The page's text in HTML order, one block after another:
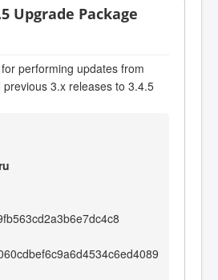
Upgrade Package
performing updates from
3.x releases to 3.4.5